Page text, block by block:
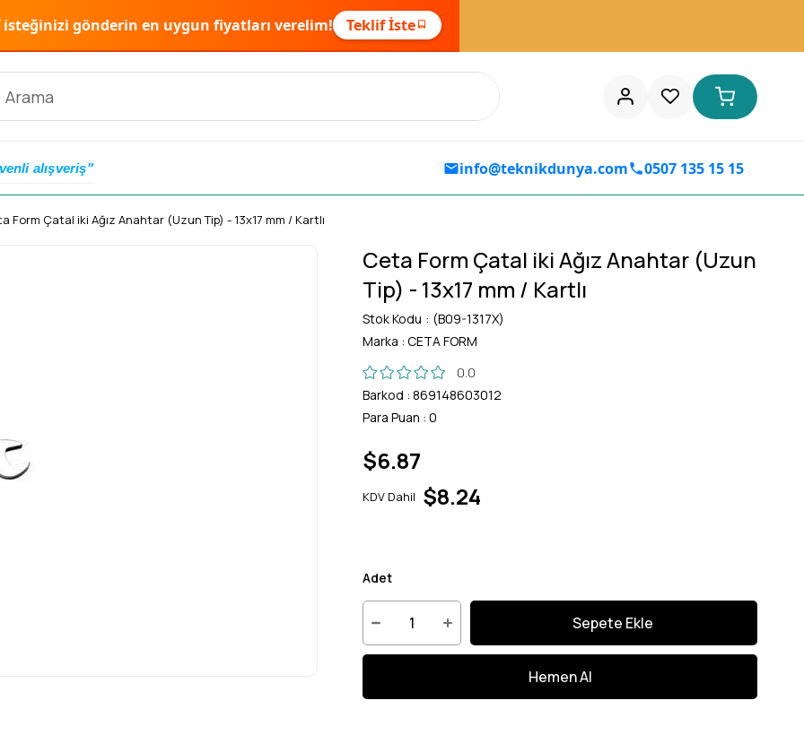
isteğinizi gönderin en uygun fiyatları verelim! Teklif İste
alışveriş" info@teknikdunya.com 0507 135 15 15
Form Çatal iki Ağız Anahtar (Uzun Tip) - 13x17 mm / Kartlı
Ceta Form Çatal iki Ağız Anahtar (Uzun
Tip) - 13x17 mm / Kartlı
Stok Kodu
(B09-1317X)
Marka : CETA FORM
0.0
Barkod : 869148603012
Para Puan : 0
$6.87
KDV Dahil $8.24
Adet